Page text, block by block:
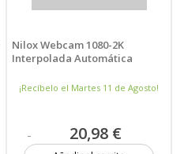
Nilox Webcam 1080-2K
Interpolada Automática
¡Recíbelo el Martes 11 de Agosto!
20,98 €